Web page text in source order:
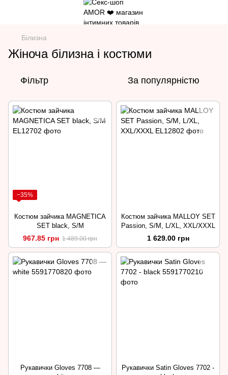
Білизна
Жіноча білизна і костюми
Фільтр За популярністю
−35%
Костюм зайчика MAGNETICA
SET black, S/М
967.85 грн 1 489.00 грн
Костюм зайчика MALLOY SET
Passion, S/М, L/XL, XXL/XXXL
1 629.00 грн
Рукавички Gloves 7708 —
Рукавички Satin Gloves 7702 -